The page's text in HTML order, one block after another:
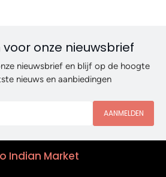
onze nieuwsbrief
nieuwsbrief en blijf op de hoogte
nieuws en aanbiedingen
AANMELDEN
Indian Market